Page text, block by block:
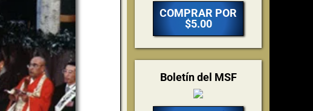
COMPRAR POR
$5.00
Boletín del MSF